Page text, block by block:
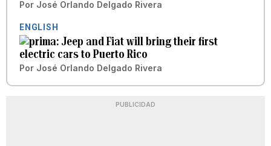
Por José Orlando Delgado Rivera
ENGLISH
Jeep and Fiat will bring their first
electric cars to Puerto Rico
Por José Orlando Delgado Rivera
PUBLICIDAD